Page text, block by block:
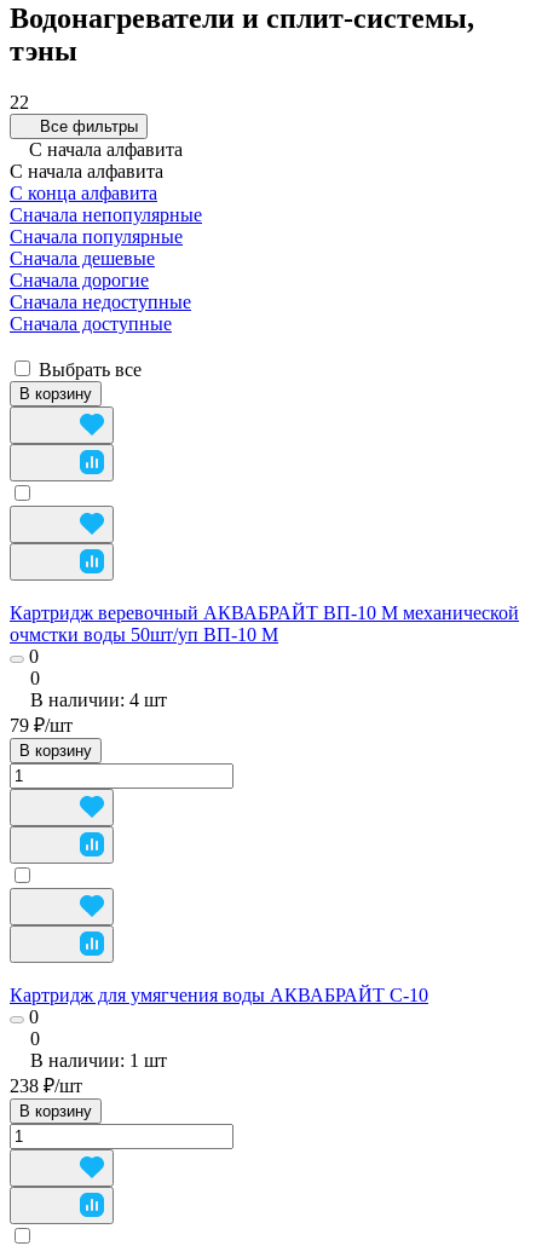
Водонагреватели и сплит-системы,
тэны
22
Все фильтры
С начала алфавита
С начала алфавита
С конца алфавита
Сначала непопулярные
Сначала популярные
Сначала дешевые
Сначала дорогие
Сначала недоступные
Сначала доступные
Выбрать все
В корзину
Картридж веревочный АКВАБРАЙТ ВП-10 М механической
очмстки воды 50шт/уп ВП-10 М
0
0
В наличии: 4 шт
79 ₽/шт
В корзину
Картридж для умягчения воды АКВАБРАЙТ С-10
0
0
В наличии: 1 шт
238 ₽/шт
В корзину